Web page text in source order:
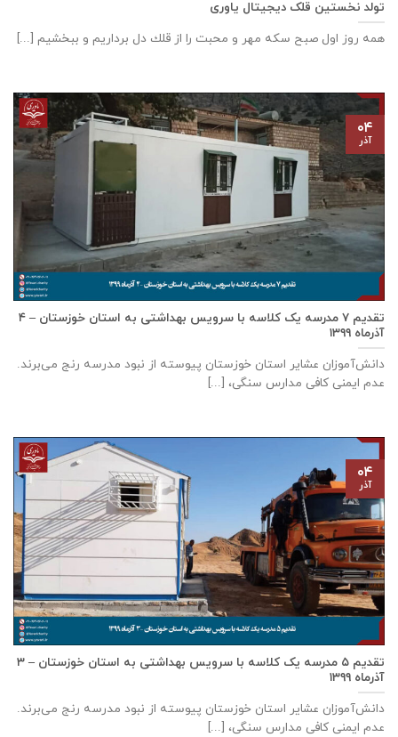
تولد نخستین قلک دیجیتال یاوری
همه روز اول صبح سكه مهر و محبت را از قلك دل برداريم و ببخشيم [...]
تقدیم ۷ مدرسه یک کلاسه با سرويس بهداشتی به استان خوزستان – ۴
آذر‌ماه ۱۳۹۹
دانش‌آموزان عشایر استان خوزستان پيوسته از نبود مدرسه رنج می‌برند.
عدم ایمنی کافی مدارس سنگی، [...]
۰۴
آذر
تقدیم ۵ مدرسه یک کلاسه با سرويس بهداشتی به استان خوزستان – ۳
آذر‌ماه ۱۳۹۹
دانش‌آموزان عشایر استان خوزستان پيوسته از نبود مدرسه رنج می‌برند.
عدم ایمنی کافی مدارس سنگی، [...]
۰۴
آذر